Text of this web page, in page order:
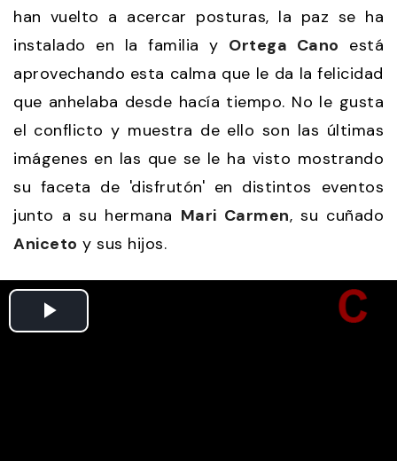
han vuelto a acercar posturas, la paz se ha
instalado en la familia y Ortega Cano está
aprovechando esta calma que le da la felicidad
que anhelaba desde hacía tiempo. No le gusta
el conflicto y muestra de ello son las últimas
imágenes en las que se le ha visto mostrando
su faceta de 'disfrutón' en distintos eventos
junto a su hermana Mari Carmen, su cuñado
Aniceto y sus hijos.